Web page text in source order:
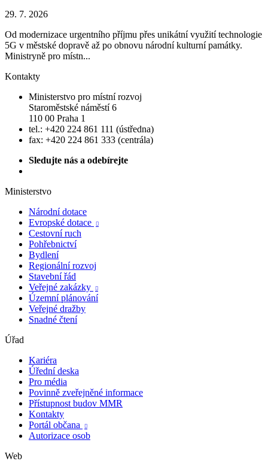
29. 7. 2026
Od modernizace urgentního příjmu přes unikátní využití technologie
5G v městské dopravě až po obnovu národní kulturní památky.
Ministryně pro místn...
Kontakty
Ministerstvo pro místní rozvoj
Staroměstské náměstí 6
110 00 Praha 1
tel.: +420 224 861 111 (ústředna)
fax: +420 224 861 333 (centrála)
Sledujte nás a odebírejte
Ministerstvo
Národní dotace
Evropské dotace

Cestovní ruch
Pohřebnictví
Bydlení
Regionální rozvoj
Stavební řád
Veřejné zakázky

Územní plánování
Veřejné dražby
Snadné čtení
Úřad
Kariéra
Úřední deska
Pro média
Povinně zveřejněné informace
Přístupnost budov MMR
Kontakty
Portál občana

Autorizace osob
Web